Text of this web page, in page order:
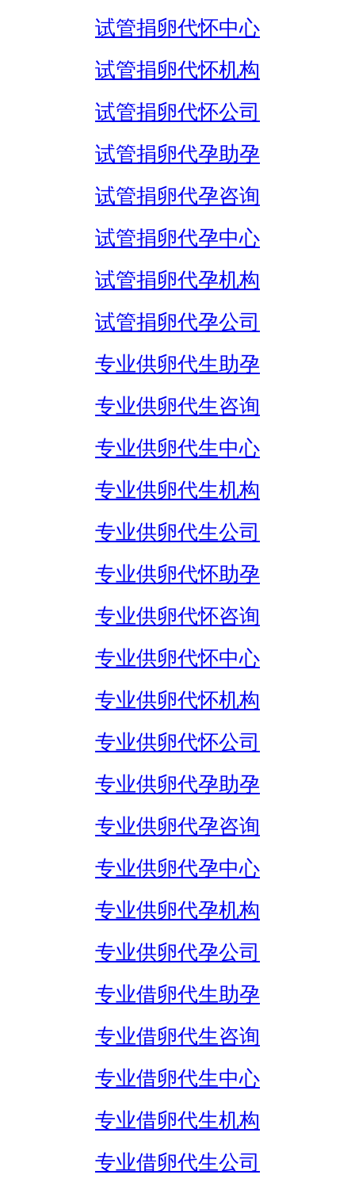
试管捐卵代怀中心
试管捐卵代怀机构
试管捐卵代怀公司
试管捐卵代孕助孕
试管捐卵代孕咨询
试管捐卵代孕中心
试管捐卵代孕机构
试管捐卵代孕公司
专业供卵代生助孕
专业供卵代生咨询
专业供卵代生中心
专业供卵代生机构
专业供卵代生公司
专业供卵代怀助孕
专业供卵代怀咨询
专业供卵代怀中心
专业供卵代怀机构
专业供卵代怀公司
专业供卵代孕助孕
专业供卵代孕咨询
专业供卵代孕中心
专业供卵代孕机构
专业供卵代孕公司
专业借卵代生助孕
专业借卵代生咨询
专业借卵代生中心
专业借卵代生机构
专业借卵代生公司